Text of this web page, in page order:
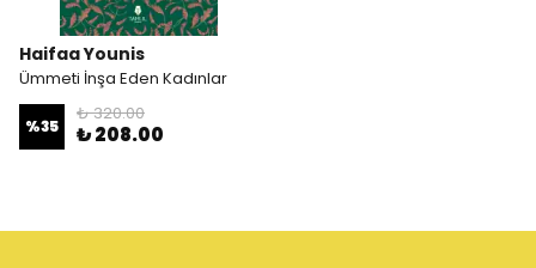
Haifaa Younis
Ümmeti İnşa Eden Kadınlar
%35
₺ 320.00
₺ 208.00